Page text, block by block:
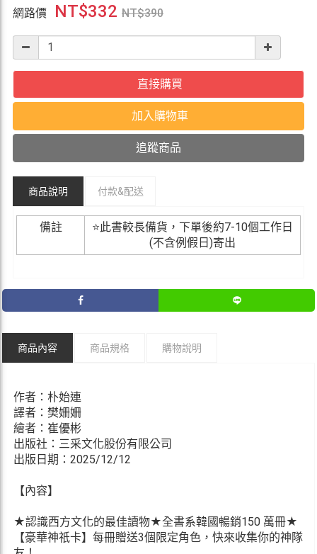
網路價 NT$332 NT$390
直接購買
加入購物車
追蹤商品
商品說明 付款&配送
備註
⭐此書較長備貨，下單後約7-10個工作日
(不含例假日)寄出
商品內容 商品規格 購物說明
作者：朴始連
譯者：樊姍姍
繪者：崔優彬
出版社：三采文化股份有限公司
出版日期：2025/12/12
【內容】
★認識西方文化的最佳讀物★全書系韓國暢銷150 萬冊★
【豪華神祇卡】每冊贈送3個限定角色，快來收集你的神隊